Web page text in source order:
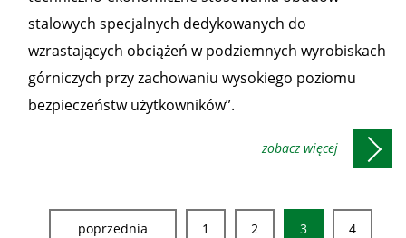
stalowych specjalnych dedykowanych do
wzrastających obciążeń w podziemnych wyrobiskach
górniczych przy zachowaniu wysokiego poziomu
bezpieczeństw użytkowników”.
poprzednia 1 2 3 4